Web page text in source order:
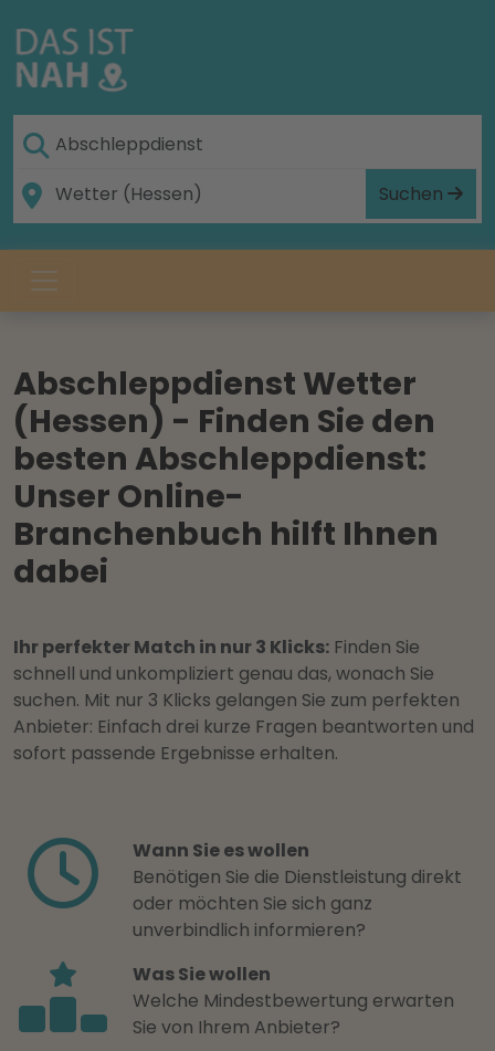
Suchen
Abschleppdienst Wetter
(Hessen) - Finden Sie den
besten Abschleppdienst:
Unser Online-
Branchenbuch hilft Ihnen
dabei
Ihr perfekter Match in nur 3 Klicks: Finden Sie
schnell und unkompliziert genau das, wonach Sie
suchen. Mit nur 3 Klicks gelangen Sie zum perfekten
Anbieter: Einfach drei kurze Fragen beantworten und
sofort passende Ergebnisse erhalten.
Wann Sie es wollen
Benötigen Sie die Dienstleistung direkt
oder möchten Sie sich ganz
unverbindlich informieren?
Was Sie wollen
Welche Mindestbewertung erwarten
Sie von Ihrem Anbieter?